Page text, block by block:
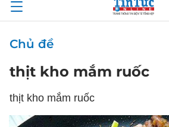
Chủ đề
thịt kho mắm ruốc
thịt kho mắm ruốc